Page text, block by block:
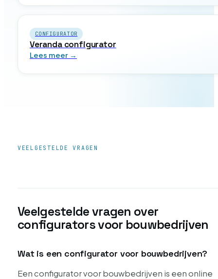
CONFIGURATOR
Veranda configurator
Lees meer →
VEELGESTELDE VRAGEN
Veelgestelde vragen over
configurators voor bouwbedrijven
Wat is een configurator voor bouwbedrijven?
Een configurator voor bouwbedrijven is een online